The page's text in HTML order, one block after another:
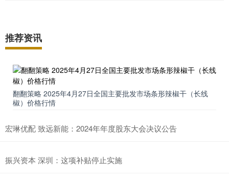
推荐资讯
翻翻策略 2025年4月27日全国主要批发市场条形辣椒干（长线
椒）价格行情
宏琳优配 致远新能：2024年年度股东大会决议公告
振兴资本 深圳：这项补贴停止实施